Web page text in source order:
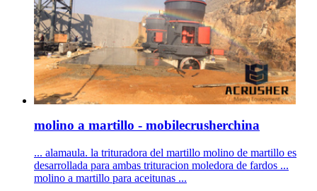
molino a martillo - mobilecrusherchina
... alamaula. la trituradora del martillo molino de martillo es
desarrollada para ambas trituracion moledora de fardos ...
molino a martillo para aceitunas ...